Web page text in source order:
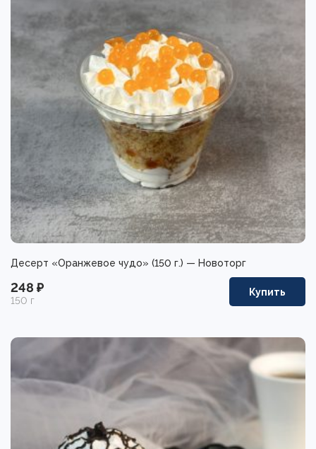
Десерт «Оранжевое чудо» (150 г.) — Новоторг
248 ₽
150 г
Купить